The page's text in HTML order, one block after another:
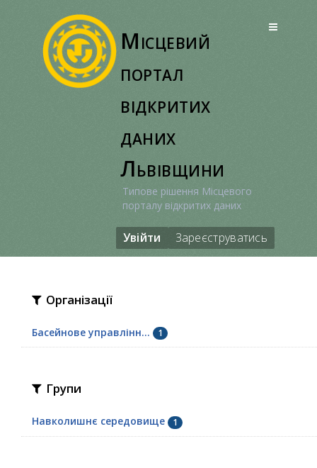
Місцевий
портал
відкритих
даних
Львівщини
Типове рішення Місцевого
порталу відкритих даних
Увійти Зареєструватись
Організації
Басейнове управлінн... 1
Групи
Навколишнє середовище 1